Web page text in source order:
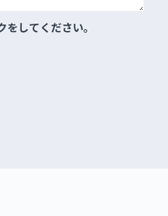
してください。